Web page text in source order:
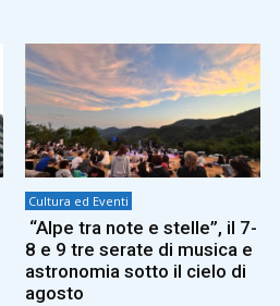
Cultura ed Eventi
“Alpe tra note e stelle”, il 7-
8 e 9 tre serate di musica e
astronomia sotto il cielo di
agosto